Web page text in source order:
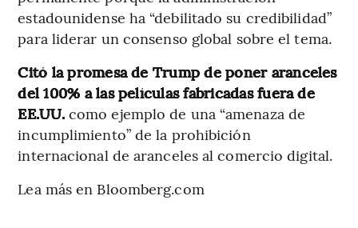
estadounidense ha “debilitado su credibilidad”
para liderar un consenso global sobre el tema.
Citó la promesa de Trump de poner aranceles
del 100% a las películas fabricadas fuera de
EE.UU.como ejemplo de una “amenaza de
incumplimiento” de la prohibición
internacional de aranceles al comercio digital.
Lea más en Bloomberg.com